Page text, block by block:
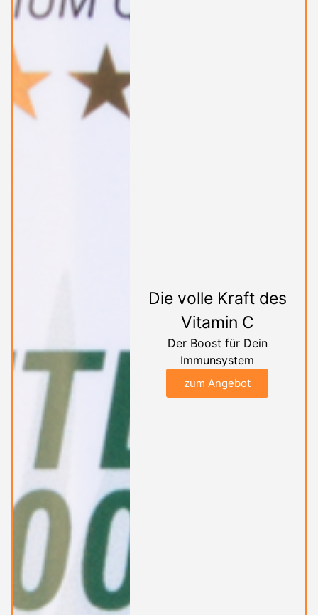
Die volle Kraft des
Vitamin C
Der Boost für Dein
Immunsystem
zum Angebot